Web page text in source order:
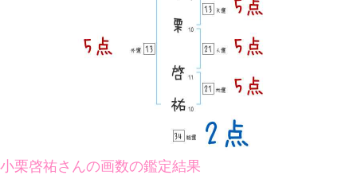
小栗啓祐さんの画数の鑑定結果